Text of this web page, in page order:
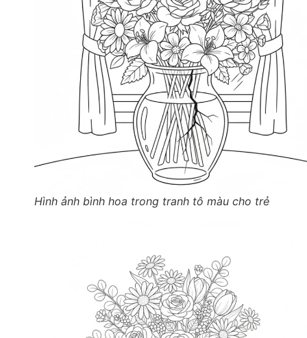
Hình ảnh bình hoa trong tranh tô màu cho trẻ